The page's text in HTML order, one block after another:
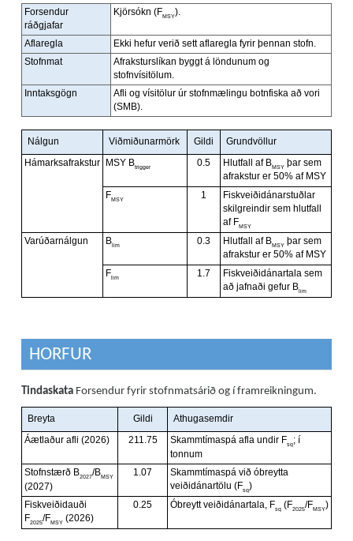
HORFUR
Tindaskata Forsendur fyrir stofnmatsárið og í framreikningum.